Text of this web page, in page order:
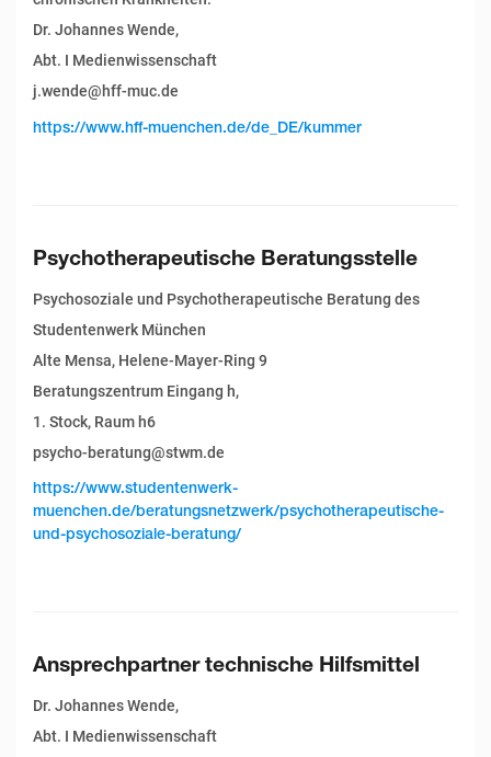
Dr. Johannes Wende,
Abt. I Medienwissenschaft
j.wende@hff-muc.de
https://www.hff-muenchen.de/de_DE/kummer
Psychotherapeutische Beratungsstelle
Psychosoziale und Psychotherapeutische Beratung des
Studentenwerk München
Alte Mensa, Helene-Mayer-Ring 9
Beratungszentrum Eingang h,
1. Stock, Raum h6
psycho-beratung@stwm.de
https://www.studentenwerk-
muenchen.de/beratungsnetzwerk/psychotherapeutische-
und-psychosoziale-beratung/
Ansprechpartner technische Hilfsmittel
Dr. Johannes Wende,
Abt. I Medienwissenschaft